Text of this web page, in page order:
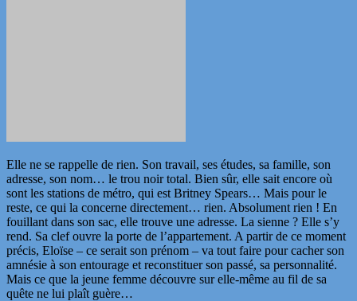
Elle ne se rappelle de rien. Son travail, ses études, sa famille, son
adresse, son nom… le trou noir total. Bien sûr, elle sait encore où
sont les stations de métro, qui est Britney Spears… Mais pour le
reste, ce qui la concerne directement… rien. Absolument rien ! En
fouillant dans son sac, elle trouve une adresse. La sienne ? Elle s’y
rend. Sa clef ouvre la porte de l’appartement. A partir de ce moment
précis, Eloïse – ce serait son prénom – va tout faire pour cacher son
amnésie à son entourage et reconstituer son passé, sa personnalité.
Mais ce que la jeune femme découvre sur elle-même au fil de sa
quête ne lui plaît guère…